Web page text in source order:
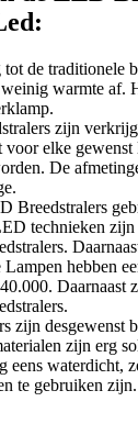
de traditionele
warmte af.
zijn
voor elke
De
Breedstralers
technieken
hebben
Daarnaast
zijn desgewenst
zijn erg
eens waterdicht,
te gebruiken zijn.